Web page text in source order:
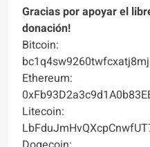
Gracias por apoyar el
donación!
Bitcoin:
Ethereum:
Litecoin: